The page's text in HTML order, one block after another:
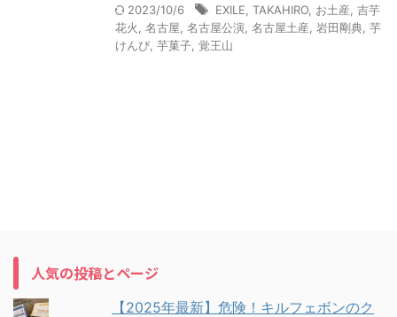
2023/10/6 EXILE TAKAHIRO お土産 吉芋
花火
名古屋 名古屋公演 名古屋土産 岩田剛典 芋
けんぴ, 芋菓子 覚王山
人気の投稿とページ
【2025年最新】危険！キルフェボンのク